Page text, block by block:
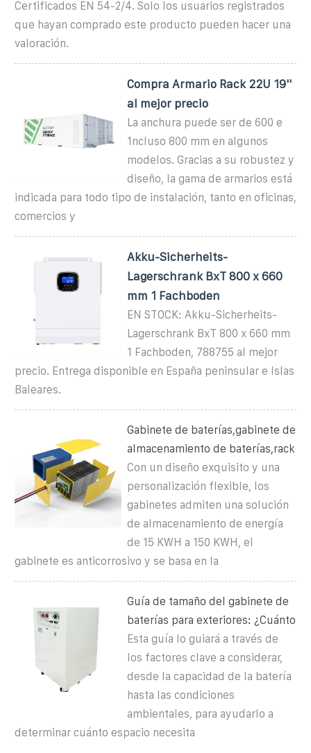
Certificados EN 54-2/4. Solo los usuarios registrados
que hayan comprado este producto pueden hacer una
valoración.
Compra Armario Rack 22U 19''
al mejor precio
La anchura puede ser de 600 e
1ncluso 800 mm en algunos
modelos. Gracias a su robustez y
diseño, la gama de armarios está
indicada para todo tipo de instalación, tanto en oficinas,
comercios y
Akku-Sicherheits-
Lagerschrank BxT 800 x 660
mm 1 Fachboden
EN STOCK: Akku-Sicherheits-
Lagerschrank BxT 800 x 660 mm
1 Fachboden, 788755 al mejor
precio. Entrega disponible en España peninsular e Islas
Baleares.
Gabinete de baterías,gabinete de
almacenamiento de baterías,rack
Con un diseño exquisito y una
personalización flexible, los
gabinetes admiten una solución
de almacenamiento de energía
de 15 KWH a 150 KWH, el
gabinete es anticorrosivo y se basa en la
Guía de tamaño del gabinete de
baterías para exteriores: ¿Cuánto
Esta guía lo guiará a través de
los factores clave a considerar,
desde la capacidad de la batería
hasta las condiciones
ambientales, para ayudarlo a
determinar cuánto espacio necesita